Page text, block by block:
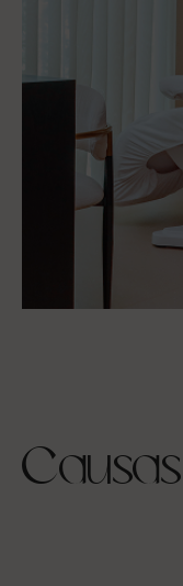
Causas